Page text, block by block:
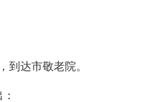
到达市敬老院。